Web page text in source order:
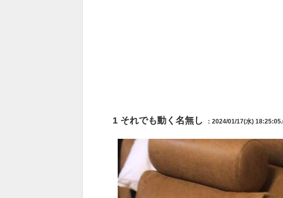
1 それでも動く名無し ：2024/01/17(水)